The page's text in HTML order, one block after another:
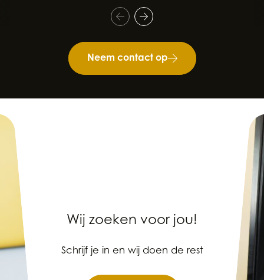
Neem contact op
Wij zoeken voor jou!
Schrijf je in en wij doen de rest